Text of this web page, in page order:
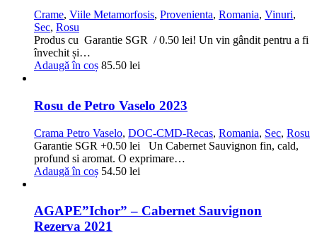
Crame, Viile Metamorfosis, Provenienta, Romania, Vinuri,
Sec, Rosu
Produs cu Garantie SGR / 0.50 lei! Un vin gândit pentru a fi
învechit și…
Adaugă în coș 85.50 lei
Rosu de Petro Vaselo 2023
Crama Petro Vaselo, DOC-CMD-Recas, Romania, Sec, Rosu
Garantie SGR +0.50 lei Un Cabernet Sauvignon fin, cald,
profund si aromat. O exprimare…
Adaugă în coș 54.50 lei
AGAPE”Ichor” – Cabernet Sauvignon
Rezerva 2021